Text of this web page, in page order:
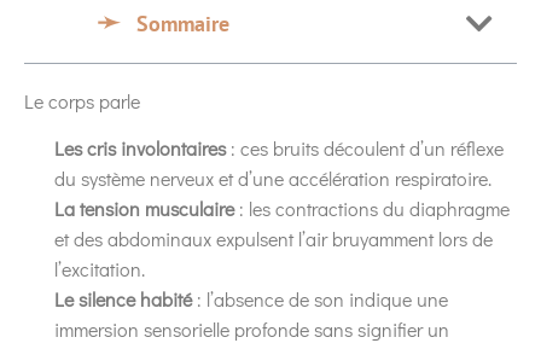
Sommaire
Le corps parle
Les cris involontaires: ces bruits découlent d’un réflexe
du système nerveux et d’une accélération respiratoire.
La tension musculaire: les contractions du diaphragme
et des abdominaux expulsent l’air bruyamment lors de
l’excitation.
Le silence habité: l’absence de son indique une
immersion sensorielle profonde sans signifier un